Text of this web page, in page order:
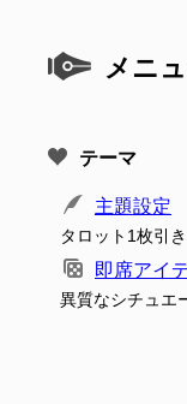
メニ
テーマ
主題設定
タロット1枚引き
即席アイ
異質なシチュエ